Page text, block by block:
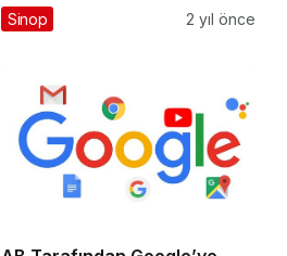
Sinop 2 yıl önce